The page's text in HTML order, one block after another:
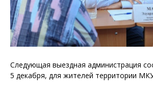
Следующая выездная администрация
5 декабря, для жителей территории